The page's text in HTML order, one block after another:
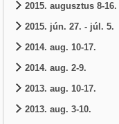
2015. augusztus 8-16.
2015. jún. 27. - júl. 5.
2014. aug. 10-17.
2014. aug. 2-9.
2013. aug. 10-17.
2013. aug. 3-10.